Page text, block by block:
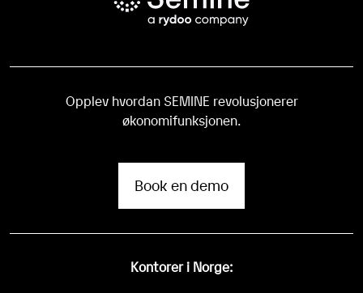
Opplev hvordan SEMINE revolusjonerer
økonomifunksjonen.
Book en demo
Kontorer i Norge: